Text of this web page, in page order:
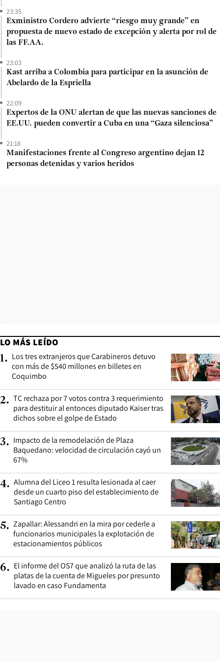
23:35
Exministro Cordero advierte “riesgo muy grande” en
propuesta de nuevo estado de excepción y alerta por rol de
las FF.AA.
23:03
Kast arriba a Colombia para participar en la asunción de
Abelardo de la Espriella
22:09
Expertos de la ONU alertan de que las nuevas sanciones de
EE.UU. pueden convertir a Cuba en una “Gaza silenciosa”
21:18
Manifestaciones frente al Congreso argentino dejan 12
personas detenidas y varios heridos
LO MÁS LEÍDO
1. Los tres extranjeros que Carabineros detuvo
con más de $540 millones en billetes en
Coquimbo
2. TC rechaza por 7 votos contra 3 requerimiento
para destituir al entonces diputado Kaiser tras
dichos sobre el golpe de Estado
3. Impacto de la remodelación de Plaza
Baquedano: velocidad de circulación cayó un
67%
4. Alumna del Liceo 1 resulta lesionada al caer
desde un cuarto piso del establecimiento de
Santiago Centro
5. Zapallar: Alessandri en la mira por cederle a
funcionarios municipales la explotación de
estacionamientos públicos
6. El informe del OS7 que analizó la ruta de las
platas de la cuenta de Migueles por presunto
lavado en caso Fundamenta